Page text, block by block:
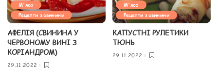
М'ясо
Рецепти з свинини
АФЕЛІЯ (СВИНИНА У
ЧЕРВОНОМУ ВИНІ З
КОРІАНДРОМ)
29.11.2022
М'ясо
Рецепти з свинини
КАПУСТНІ РУЛЕТИКИ
ТЮНЬ
29.11.2022